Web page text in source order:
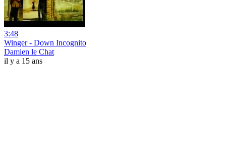
3:48
Winger - Down Incognito
Damien le Chat
il y a 15 ans